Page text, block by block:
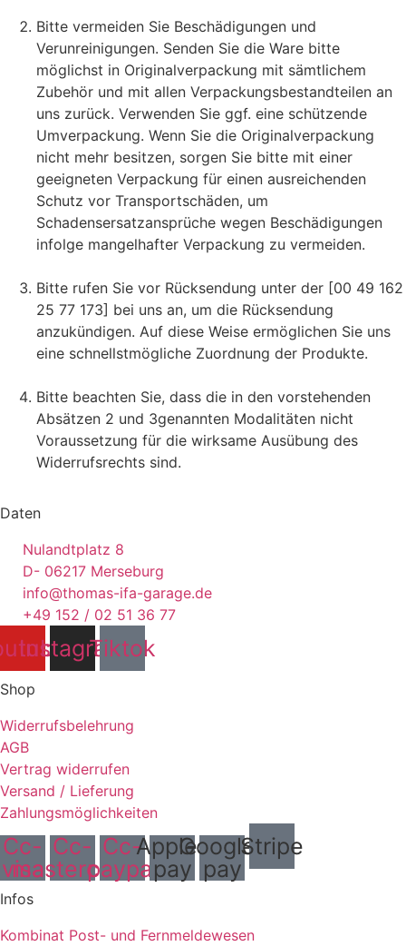
Bitte vermeiden Sie Beschädigungen und
Verunreinigungen. Senden Sie die Ware bitte
möglichst in Originalverpackung mit sämtlichem
Zubehör und mit allen Verpackungsbestandteilen an
uns zurück. Verwenden Sie ggf. eine schützende
Umverpackung. Wenn Sie die Originalverpackung
nicht mehr besitzen, sorgen Sie bitte mit einer
geeigneten Verpackung für einen ausreichenden
Schutz vor Transportschäden, um
Schadensersatzansprüche wegen Beschädigungen
infolge mangelhafter Verpackung zu vermeiden.
Bitte rufen Sie vor Rücksendung unter der [00 49 162
25 77 173] bei uns an, um die Rücksendung
anzukündigen. Auf diese Weise ermöglichen Sie uns
eine schnellstmögliche Zuordnung der Produkte.
Bitte beachten Sie, dass die in den vorstehenden
Absätzen 2 und 3genannten Modalitäten nicht
Voraussetzung für die wirksame Ausübung des
Widerrufsrechts sind.
Daten
Nulandtplatz 8
D- 06217 Merseburg
info@thomas-ifa-garage.de
+49 152 / 02 51 36 77
Instagram
Tiktok
Shop
Widerrufsbelehrung
AGB
Vertrag widerrufen
Versand / Lieferung
Zahlungsmöglichkeiten
Cc-
visa
Cc-
mastercard
Cc-
paypal
Apple-
pay
Google-
pay
Stripe
Infos
Kombinat Post- und Fernmeldewesen